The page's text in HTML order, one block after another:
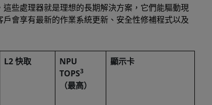
些處理器就是理想的長期解決方案，它們能驅動現
會享有最新的作業系統更新、安全性修補程式以及
L2 快取
NPU
TOPS3
（最高）
顯示卡